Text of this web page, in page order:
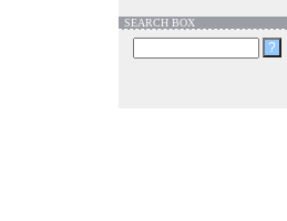
SEARCH BOX